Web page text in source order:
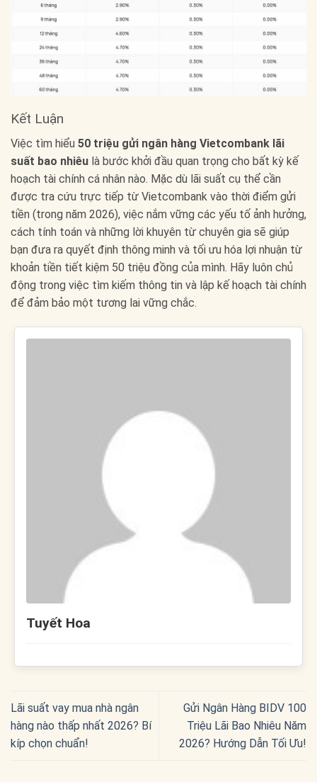
Kết Luận
Việc tìm hiểu 50 triệu gửi ngân hàng Vietcombank lãi
suất bao nhiêu là bước khởi đầu quan trọng cho bất kỳ kế
hoạch tài chính cá nhân nào. Mặc dù lãi suất cụ thể cần
được tra cứu trực tiếp từ Vietcombank vào thời điểm gửi
tiền (trong năm 2026), việc nắm vững các yếu tố ảnh hưởng,
cách tính toán và những lời khuyên từ chuyên gia sẽ giúp
bạn đưa ra quyết định thông minh và tối ưu hóa lợi nhuận từ
khoản tiền tiết kiệm 50 triệu đồng của mình. Hãy luôn chủ
động trong việc tìm kiếm thông tin và lập kế hoạch tài chính
để đảm bảo một tương lai vững chắc.
Tuyết Hoa
Lãi suất vay mua nhà ngân
hàng nào thấp nhất 2026? Bí
kíp chọn chuẩn!
Gửi Ngân Hàng BIDV 100
Triệu Lãi Bao Nhiêu Năm
2026? Hướng Dẫn Tối Ưu!